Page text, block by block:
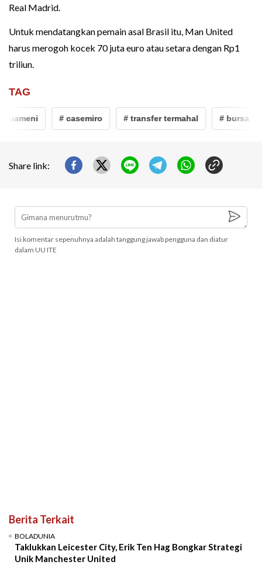
Real Madrid.
Untuk mendatangkan pemain asal Brasil itu, Man United
harus merogoh kocek 70 juta euro atau setara dengan Rp1
triliun.
TAG
# casemiro # transfer termahal # bursa
Share link:
Isi komentar sepenuhnya adalah tanggung jawab pengguna dan diatur
dalam UU ITE
Berita Terkait
BOLADUNIA
Taklukkan Leicester City, Erik Ten Hag Bongkar Strategi
Unik Manchester United